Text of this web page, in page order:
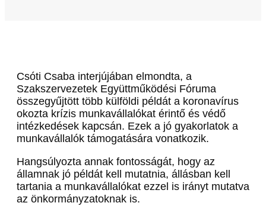
Csóti Csaba interjújában elmondta, a
Szakszervezetek Együttműködési Fóruma
összegyűjtött több külföldi példát a koronavírus
okozta krízis munkavállalókat érintő és védő
intézkedések kapcsán. Ezek a jó gyakorlatok a
munkavállalók támogatására vonatkozik.
Hangsúlyozta annak fontosságát, hogy az
államnak jó példát kell mutatnia, állásban kell
tartania a munkavállalókat ezzel is irányt mutatva
az önkormányzatoknak is.